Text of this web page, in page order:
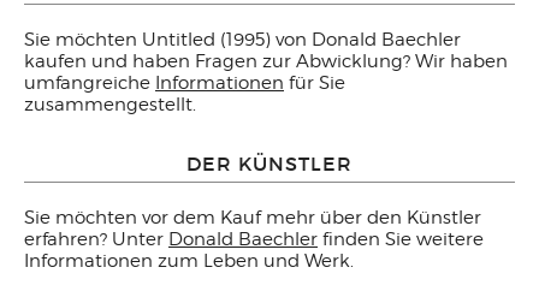
Sie möchten Untitled (1995) von Donald Baechler
kaufen und haben Fragen zur Abwicklung? Wir haben
umfangreiche Informationen für Sie
zusammengestellt.
DER KÜNSTLER
Sie möchten vor dem Kauf mehr über den Künstler
erfahren? Unter Donald Baechler finden Sie weitere
Informationen zum Leben und Werk.